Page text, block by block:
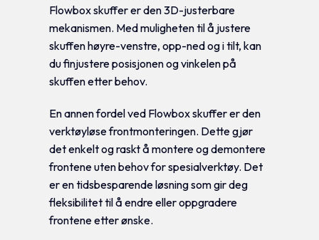
Flowbox skuffer er den 3D-justerbare
mekanismen. Med muligheten til å justere
skuffen høyre-venstre, opp-ned og i tilt, kan
du finjustere posisjonen og vinkelen på
skuffen etter behov.
En annen fordel ved Flowbox skuffer er den
verktøyløse frontmonteringen. Dette gjør
det enkelt og raskt å montere og demontere
frontene uten behov for spesialverktøy. Det
er en tidsbesparende løsning som gir deg
fleksibilitet til å endre eller oppgradere
frontene etter ønske.